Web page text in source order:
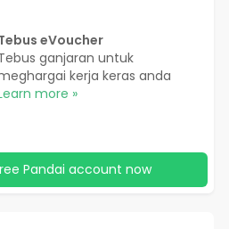
eVoucher
ganjaran untuk
kerja keras anda
more »
Pandai account now